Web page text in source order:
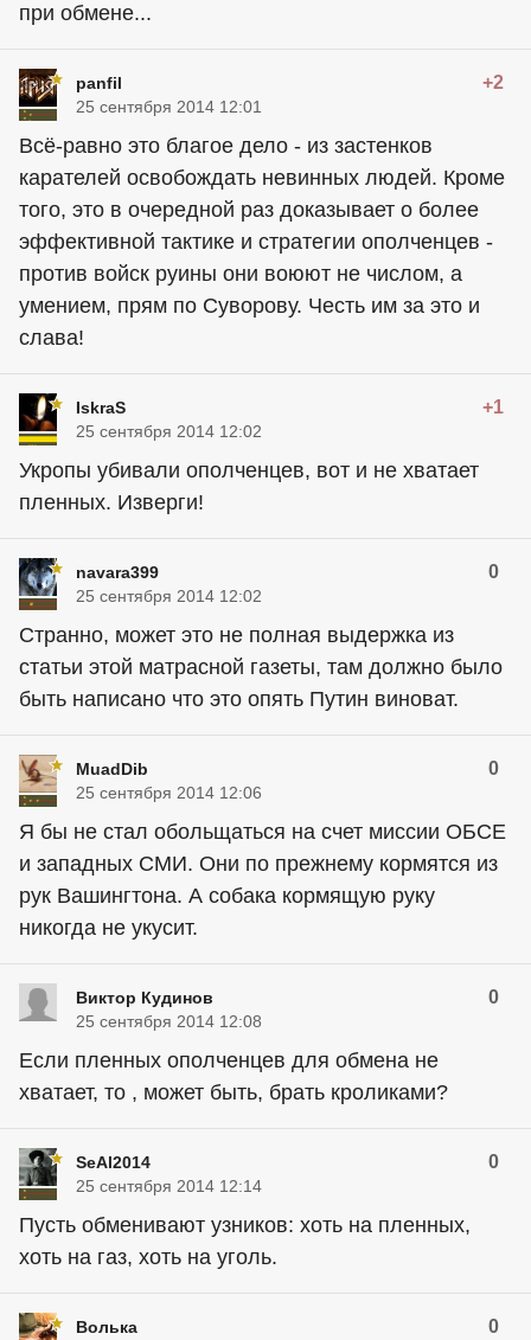
при обмене...
panfil +2
25 сентября 2014 12:01
Всё-равно это благое дело - из застенков
карателей освобождать невинных людей. Кроме
того, это в очередной раз доказывает о более
эффективной тактике и стратегии ополченцев -
против войск руины они воюют не числом, а
умением, прям по Суворову. Честь им за это и
слава!
IskraS +1
25 сентября 2014 12:02
Укропы убивали ополченцев, вот и не хватает
пленных. Изверги!
navara399 0
25 сентября 2014 12:02
Странно, может это не полная выдержка из
статьи этой матрасной газеты, там должно было
быть написано что это опять Путин виноват.
MuadDib 0
25 сентября 2014 12:06
Я бы не стал обольщаться на счет миссии ОБСЕ
и западных СМИ. Они по прежнему кормятся из
рук Вашингтона. А собака кормящую руку
никогда не укусит.
Виктор Кудинов 0
25 сентября 2014 12:08
Если пленных ополченцев для обмена не
хватает, то , может быть, брать кроликами?
SeAl2014 0
25 сентября 2014 12:14
Пусть обменивают узников: хоть на пленных,
хоть на газ, хоть на уголь.
Волька 0